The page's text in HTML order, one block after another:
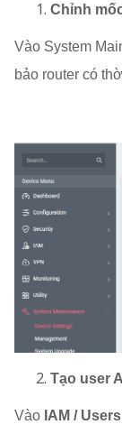
Chỉnh
Vào System
bảo router có
Tạo user
Vào IAM /